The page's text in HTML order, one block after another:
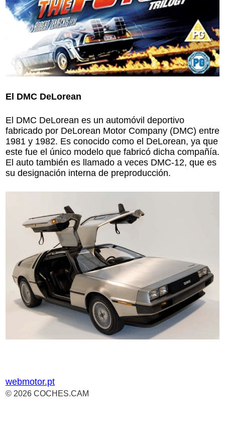
El DMC DeLorean
El DMC DeLorean es un automóvil deportivo
fabricado por DeLorean Motor Company (DMC) entre
1981 y 1982. Es conocido como el DeLorean, ya que
este fue el único modelo que fabricó dicha compañía.
El auto también es llamado a veces DMC-12, que es
su designación interna de preproducción.
webmotor.pt
© 2026 COCHES.CAM